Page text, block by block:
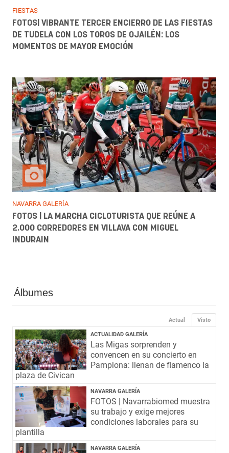
FIESTAS
FOTOS| VIBRANTE TERCER ENCIERRO DE LAS FIESTAS
DE TUDELA CON LOS TOROS DE OJAILÉN: LOS
MOMENTOS DE MAYOR EMOCIÓN
NAVARRA GALERÍA
FOTOS | LA MARCHA CICLOTURISTA QUE REÚNE A
2.000 CORREDORES EN VILLAVA CON MIGUEL
INDURAIN
Álbumes
Visto
Actual
ACTUALIDAD GALERÍA
Las Migas sorprenden y
convencen en su concierto en
Pamplona: llenan de flamenco la
plaza de Civican
NAVARRA GALERÍA
FOTOS | Navarrabiomed muestra
su trabajo y exige mejores
condiciones laborales para su
plantilla
NAVARRA GALERÍA